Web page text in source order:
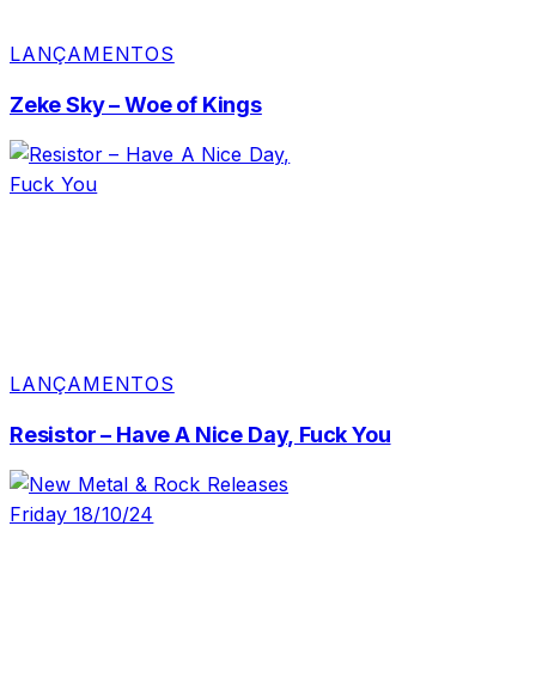
LANÇAMENTOS
Zeke Sky – Woe of Kings
LANÇAMENTOS
Resistor – Have A Nice Day, Fuck You